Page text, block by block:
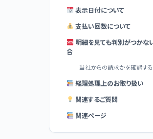
表示日付について
支払い回数について
明細を見ても判別がつかな
合
当社からの請求かを確認す
経理処理上のお取り扱い
関連するご質問
関連ページ